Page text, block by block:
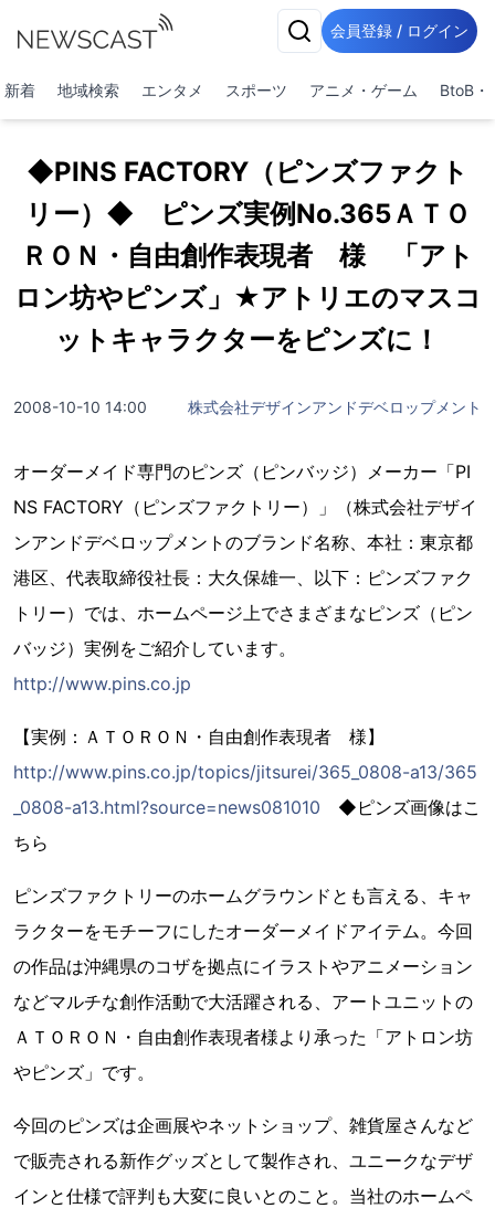
会員登録 / ログイン
新着 地域検索 エンタメ スポーツ アニメ・ゲーム BtoB・
◆PINS FACTORY（ピンズファクト
リー）◆ ピンズ実例No.365ＡＴＯ
ＲＯＮ・自由創作表現者 様 「アト
ロン坊やピンズ」★アトリエのマスコ
ットキャラクターをピンズに！
2008-10-10 14:00 株式会社デザインアンドデベロップメント
オーダーメイド専門のピンズ（ピンバッジ）メーカー「PI
NS FACTORY（ピンズファクトリー）」（株式会社デザイ
ンアンドデベロップメントのブランド名称、本社：東京都
港区、代表取締役社長：大久保雄一、以下：ピンズファク
トリー）では、ホームページ上でさまざまなピンズ（ピン
バッジ）実例をご紹介しています。
http://www.pins.co.jp
【実例：ＡＴＯＲＯＮ・自由創作表現者 様】
http://www.pins.co.jp/topics/jitsurei/365_0808-a13/365
_0808-a13.html?source=news081010 ◆ピンズ画像はこ
ちら
ピンズファクトリーのホームグラウンドとも言える、キャ
ラクターをモチーフにしたオーダーメイドアイテム。今回
の作品は沖縄県のコザを拠点にイラストやアニメーション
などマルチな創作活動で大活躍される、アートユニットの
ＡＴＯＲＯＮ・自由創作表現者様より承った「アトロン坊
やピンズ」です。
今回のピンズは企画展やネットショップ、雑貨屋さんなど
で販売される新作グッズとして製作され、ユニークなデザ
インと仕様で評判も大変に良いとのこと。当社のホームペ